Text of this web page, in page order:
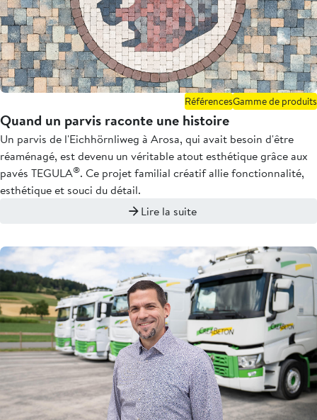
RéférencesGamme de produits
Quand un parvis raconte une histoire
Un parvis de l'Eichhörnliweg à Arosa, qui avait besoin d'être
réaménagé, est devenu un véritable atout esthétique grâce aux
pavés TEGULA®. Ce projet familial créatif allie fonctionnalité,
esthétique et souci du détail.
Lire la suite